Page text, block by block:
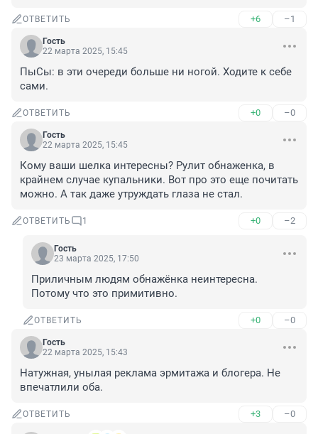
ОТВЕТИТЬ +6 –1
Гость
22 марта 2025, 15:45
ПыСы: в эти очереди больше ни ногой. Ходите к себе
сами.
ОТВЕТИТЬ +0 –0
Гость
22 марта 2025, 15:45
Кому ваши шелка интересны? Рулит обнаженка, в
крайнем случае купальники. Вот про это еще почитать
можно. А так даже утруждать глаза не стал.
ОТВЕТИТЬ 1 +0 –2
Гость
23 марта 2025, 17:50
Приличным людям обнажёнка неинтересна.
Потому что это примитивно.
ОТВЕТИТЬ +0 –0
Гость
22 марта 2025, 15:43
Натужная, унылая реклама эрмитажа и блогера. Не
впечатлили оба.
ОТВЕТИТЬ +3 –0